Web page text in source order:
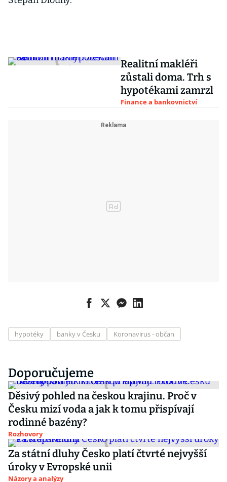
Realitní makléři
zůstali doma. Trh s
hypotékami zamrzl
Finance a bankovnictví
hypotéky banky v Česku Koronavirus - občan
Doporučujeme
Děsivý pohled na českou krajinu. Proč v
Česku mizí voda a jak k tomu přispívají
rodinné bazény?
Rozhovory
Za státní dluhy Česko platí čtvrté nejvyšší
úroky v Evropské unii
Názory a analýzy